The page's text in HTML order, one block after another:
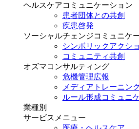
ヘルスケアコミュニケーション
患者団体との共創
疾患啓発
ソーシャルチェンジコミュニケ
シンボリックアクシ
コミュニティ共創
オズマコンサルティング
危機管理広報
メディアトレーニン
ルール形成コミュニ
業種別
サービスメニュー